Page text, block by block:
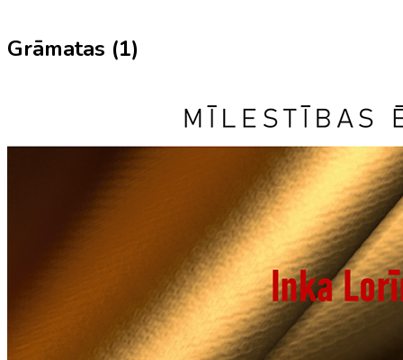
Grāmatas (1)